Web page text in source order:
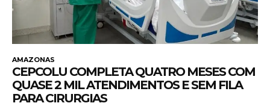
AMAZONAS
CEPCOLU COMPLETA QUATRO MESES COM
QUASE 2 MIL ATENDIMENTOS E SEM FILA
PARA CIRURGIAS